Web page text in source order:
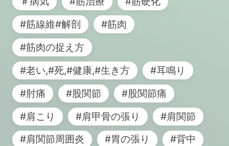
#筋線維#解剖
#筋肉
#筋肉の捉え方
#老い,#死,#健康,#生き方
#耳鳴り
#肘痛
#股関節
#股関節痛
#肩こり
#肩甲骨の張り
#肩関節
#肩関節周囲炎
#胃の張り
#背中